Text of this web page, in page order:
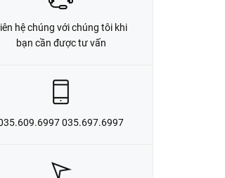
hệ chúng với chúng tôi khi
bạn cần được tư vấn
035.697.6997